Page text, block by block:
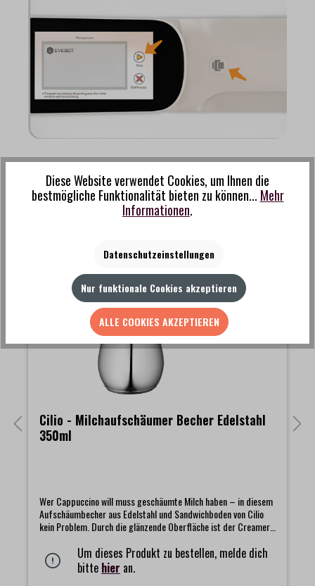
Produktgalerie überspringen
Ähnliche Produkte
Cilio - Milchaufschäumer Becher Edelstahl
350ml
Wer Cappuccino will muss geschäumte Milch haben – in diesem
Aufschäumbecher aus Edelstahl und Sandwichboden von Cilio
kein Problem. Durch die glänzende Oberfläche ist der Creamer
frisch aufschäumen können. Der Kocher mit
induktionsgeeignetem Boden ist für alle Herdarten
geeignet.Durchmesser Boden: ca. 6,5 cm (die Induktionseignung
Um dieses Produkt zu bestellen, melde dich
bitte hier an.
Diese Website verwendet Cookies, um Ihnen die
bestmögliche Funktionalität bieten zu können... Mehr
Informationen.
Datenschutzeinstellungen
Nur funktionale Cookies akzeptieren
ALLE COOKIES AKZEPTIEREN